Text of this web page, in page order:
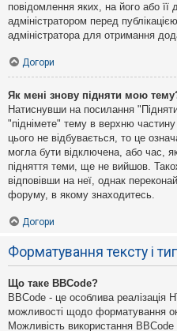
повідомлення яких, на його або
адміністратором перед
адміністратора для отримання
Догори
Як мені знову підняти мою
Натиснувши на посилання
"піднімете" тему в верхню
цього не відбувається, то це
могла бути відключена, або час,
підняття теми, ще не вийшов.
відповівши на неї, однак
форуму, в якому знаходитесь.
Догори
Форматування тексту і
Що таке BBCode?
BBCode - це особлива реалізація
можливості щодо форматування
Можливість використання BBCode